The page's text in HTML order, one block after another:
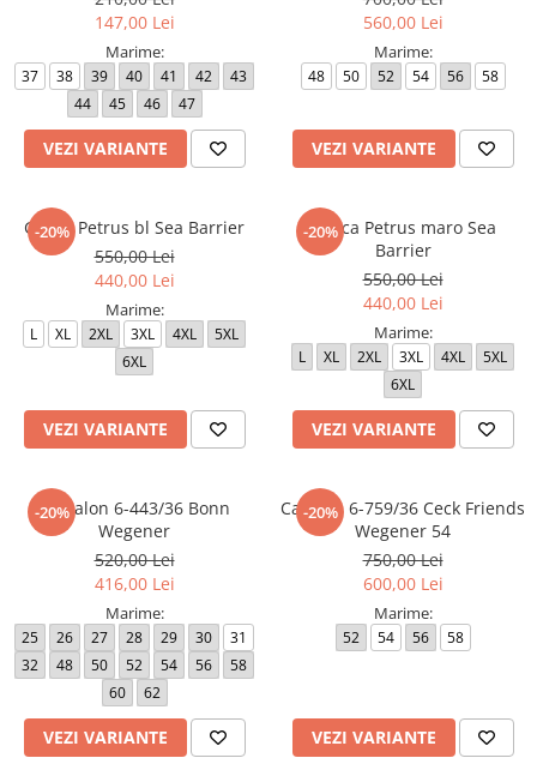
147,00 Lei
Marime:
37 38 39 40 41 42
43
44
45 46 47
VEZI VARIANTE
560,00 Lei
Marime:
48 50 52 54 56 58
VEZI VARIANTE
-20%
Geaca Petrus bl Sea Barrier
550,00 Lei
440,00 Lei
Marime:
L XL 2XL 3XL 4XL
5XL
6XL
VEZI VARIANTE
-20%
Geaca Petrus maro Sea
Barrier
550,00 Lei
440,00 Lei
Marime:
L XL 2XL 3XL 4XL
5XL
6XL
VEZI VARIANTE
-20%
Pantalon 6-443/36 Bonn
Wegener
520,00 Lei
416,00 Lei
Marime:
25 26 27 28 29 30
31
32
48 50 52 54 56
58
60
62
VEZI VARIANTE
-20%
Camasa 6-759/36 Ceck Friends
Wegener 54
750,00 Lei
600,00 Lei
Marime:
52 54 56 58
VEZI VARIANTE